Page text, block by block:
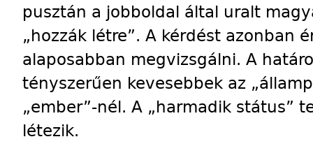
pusztán a jobboldal által uralt
„hozzák létre”. A kérdést azonban
alaposabban megvizsgálni. A
tényszerűen kevesebbek az
„ember”-nél. A „harmadik státus”
létezik.